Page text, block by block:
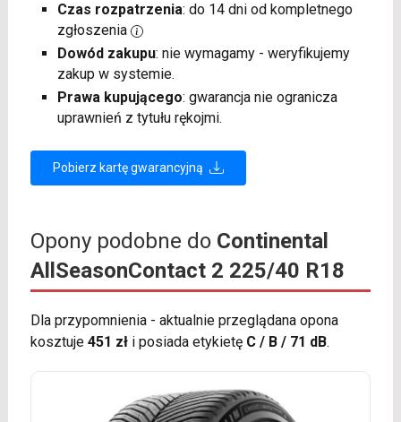
Czas rozpatrzenia: do 14 dni od kompletnego
zgłoszenia
Dowód zakupu: nie wymagamy - weryfikujemy
zakup w systemie.
Prawa kupującego: gwarancja nie ogranicza
uprawnień z tytułu rękojmi.
Pobierz kartę gwarancyjną
Opony podobne do Continental
AllSeasonContact 2 225/40 R18
Dla przypomnienia - aktualnie przeglądana opona
kosztuje 451 złi posiada etykietę C / B / 71 dB.